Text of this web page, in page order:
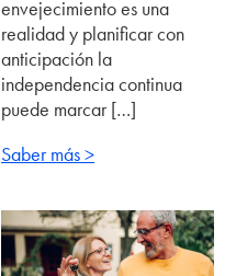
envejecimiento es una
realidad y planificar con
anticipación la
independencia continua
puede marcar […]
Saber más >